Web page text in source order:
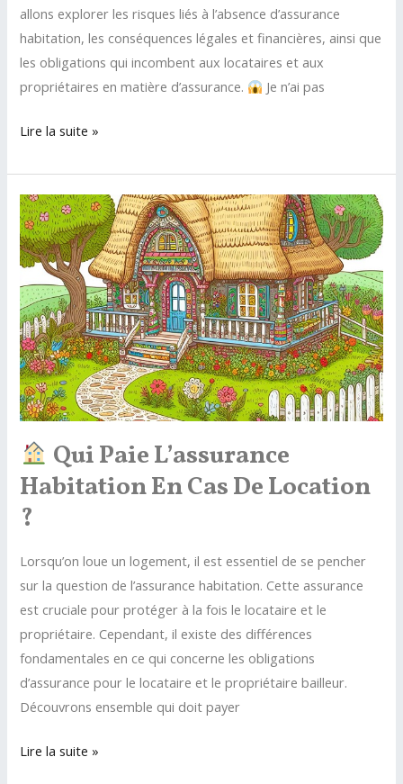
allons explorer les risques liés à l’absence d’assurance
habitation, les conséquences légales et financières, ainsi que
les obligations qui incombent aux locataires et aux
propriétaires en matière d’assurance.
Je n’ai pas
d’Assurance
Habitation
:
quels
sont
les
risques
?
Lire la suite »
Qui Paie L’assurance
Habitation En Cas De Location
?
Lorsqu’on loue un logement, il est essentiel de se pencher
sur la question de l’assurance habitation. Cette assurance
est cruciale pour protéger à la fois le locataire et le
propriétaire. Cependant, il existe des différences
fondamentales en ce qui concerne les obligations
d’assurance pour le locataire et le propriétaire bailleur.
Découvrons ensemble qui doit payer
Lire la suite »